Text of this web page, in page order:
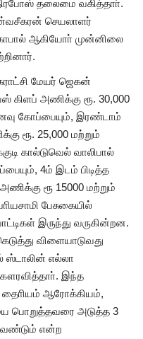
தலைமை வகித்தாா்.
செயலாளர்
ஆகியோா் முன்னிலை
மேயர் ஜெகன்
கிளப் அணிக்கு ரூ. 30,000
கோப்பையும், இரண்டாம்
ரூ. 25,000 மற்றும்
கால்டுவெல் வாலிபால்
4ம் இடம் பிடித்த
ரூ 15000 மற்றும்
பேசுகையில்
இருந்து வருகின்றன.
விளையாடுவது
ஸ்டாலின் எல்லா
இந்த
தைாியம் ஆரோக்கியம்,
பொறுத்தவரை அடுத்த 3
என்ற